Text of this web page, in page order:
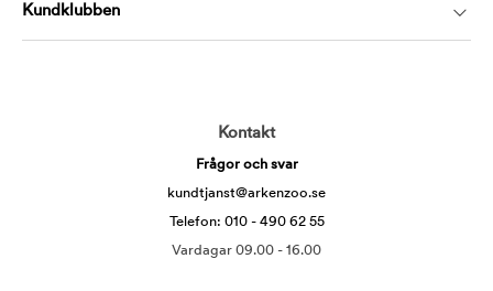
Kundklubben
Kontakt
Frågor och svar
kundtjanst@arkenzoo.se
Telefon: 010 - 490 62 55
Vardagar 09.00 - 16.00